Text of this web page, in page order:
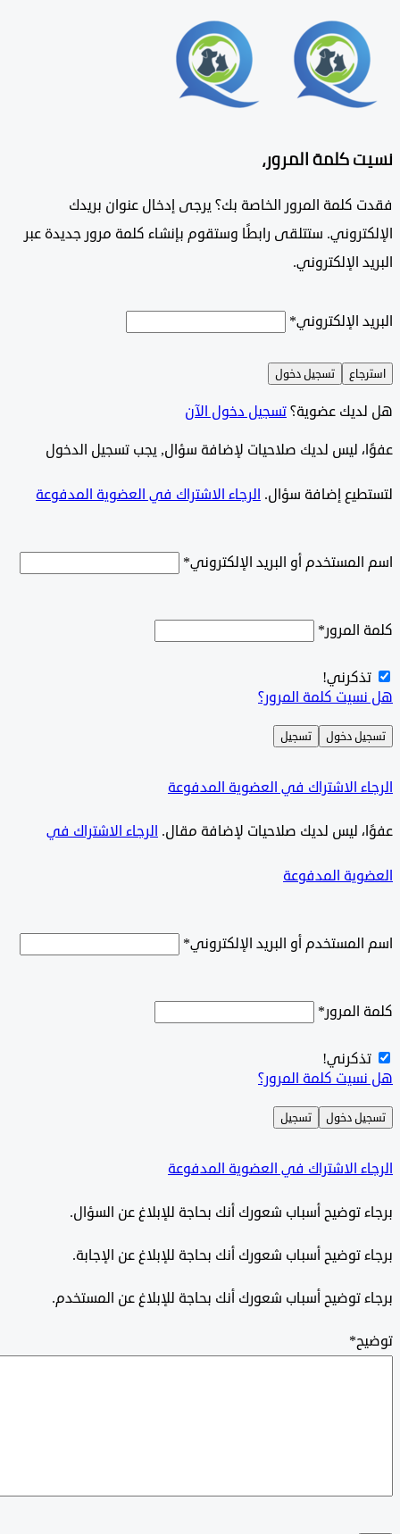
كلمة المرور،
كلمة المرور الخاصة بك؟ يرجى إدخال عنوان بريدك
ستتلقى رابطًا وستقوم بإنشاء كلمة مرور جديدة عبر
الإلكتروني.
الإلكتروني*
تسجيل دخول
عضوية؟تسجيل دخول الآن
ليس لديك صلاحيات لإضافة سؤال, يجب تسجيل الدخول
إضافة سؤال.الرجاء الاشتراك في العضوية المدفوعة
أو البريد الإلكتروني*
*
كلمة المرور؟
دخول تسجيل
الاشتراك في العضوية المدفوعة
ليس لديك صلاحيات لإضافة مقال.الرجاء الاشتراك في
المدفوعة
أو البريد الإلكتروني*
*
كلمة المرور؟
دخول تسجيل
الاشتراك في العضوية المدفوعة
توضيح أسباب شعورك أنك بحاجة للإبلاغ عن السؤال.
توضيح أسباب شعورك أنك بحاجة للإبلاغ عن الإجابة.
توضيح أسباب شعورك أنك بحاجة للإبلاغ عن المستخدم.
*